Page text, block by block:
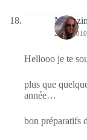
29/12/
Hellooo je te
plus que
année…
bon préparatifs